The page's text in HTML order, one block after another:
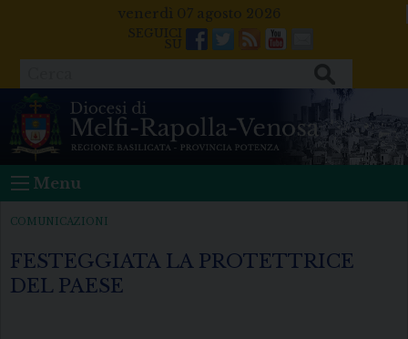
venerdì 07 agosto 2026
Facebook
Twitter
FeedsYoutube
Mail
Menu
COMUNICAZIONI
FESTEGGIATA LA PROTETTRICE
DEL PAESE